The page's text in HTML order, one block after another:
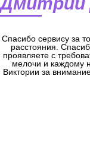
Спасибо сервису за
расстояния.
проявляете с
мелочи и каждому
Виктории за